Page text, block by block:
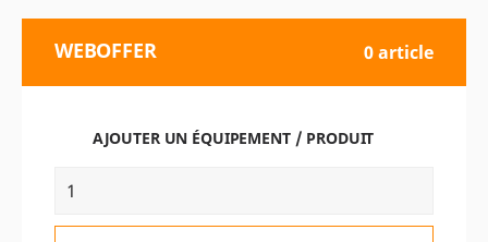
WEBOFFER 0 article
AJOUTER UN ÉQUIPEMENT / PRODUIT